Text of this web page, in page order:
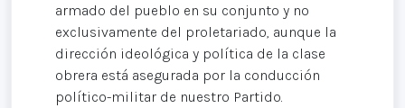
armado del pueblo en su conjunto y no
exclusivamente del proletariado, aunque la
dirección ideológica y política de la clase
obrera está asegurada por la conducción
político-militar de nuestro Partido.